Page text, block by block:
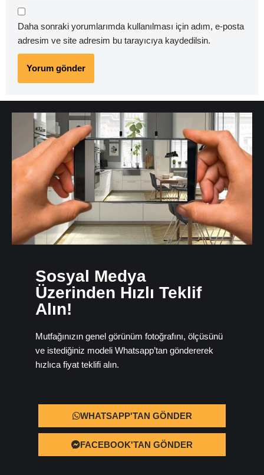
Daha sonraki yorumlarımda kullanılması için adım, e-posta
adresim ve site adresim bu tarayıcıya kaydedilsin.
Sosyal Medya
Üzerinden Hızlı Teklif
Alın!
Mutfağınızın genel görünüm fotoğrafını, ölçüsünü
ve istediğiniz modeli Whatsapp’tan göndererek
hızlıca fiyat teklifi alın.
WHATSAPP'TAN GÖNDER
FACEBOOK'TAN GÖNDER